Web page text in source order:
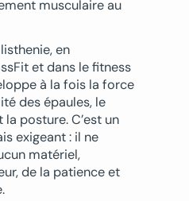
musculaire au
en
et dans le fitness
à la fois la force
des épaules, le
posture. C’est un
exigeant : il ne
matériel,
de la patience et